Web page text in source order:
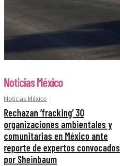
Noticias México
Noticias México
Rechazan ‘fracking’ 30
organizaciones ambientales y
comunitarias en México ante
reporte de expertos convocados
por Sheinbaum